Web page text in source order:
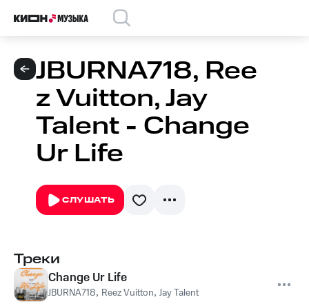
JBURNA718, Ree
z Vuitton, Jay
Talent - Change
Ur Life
СЛУШАТЬ
Треки
Change Ur Life
JBURNA718, Reez Vuitton, Jay Talent